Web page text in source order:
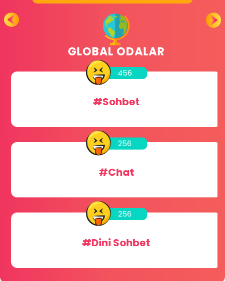
GLOBAL ODALAR
456
#Sohbet
256
#Chat
256
#Dini Sohbet